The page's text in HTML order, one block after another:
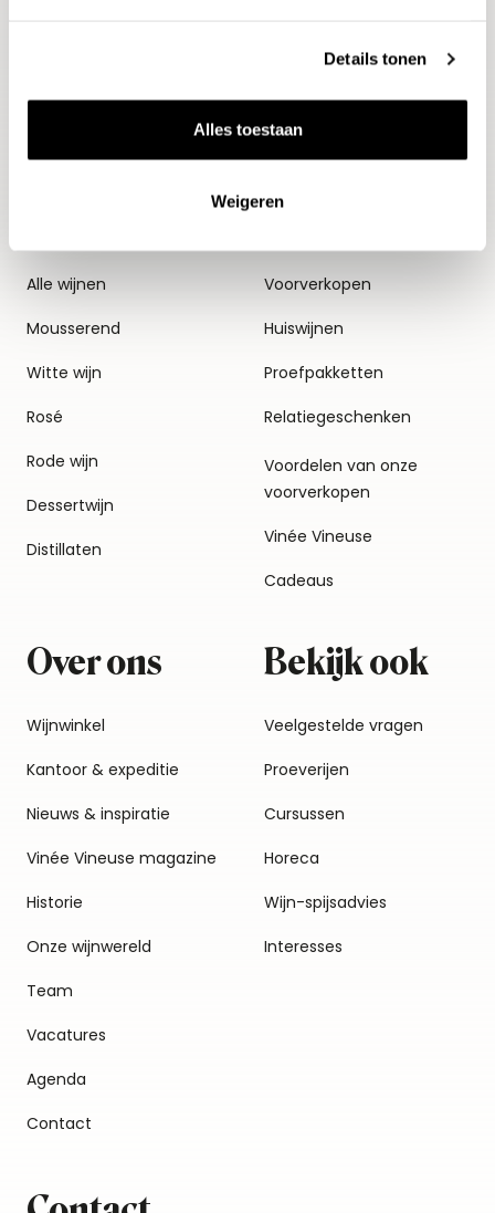
Details tonen
Alles toestaan
Weigeren
Alle wijnen
Mousserend
Witte wijn
Rosé
Rode wijn
Dessertwijn
Distillaten
Thema's
Voorverkopen
Huiswijnen
Proefpakketten
Relatiegeschenken
Voordelen van onze
voorverkopen
Vinée Vineuse
Cadeaus
Over ons
Wijnwinkel
Kantoor & expeditie
Nieuws & inspiratie
Vinée Vineuse magazine
Historie
Onze wijnwereld
Team
Vacatures
Agenda
Contact
Bekijk ook
Veelgestelde vragen
Proeverijen
Cursussen
Horeca
Wijn-spijsadvies
Interesses